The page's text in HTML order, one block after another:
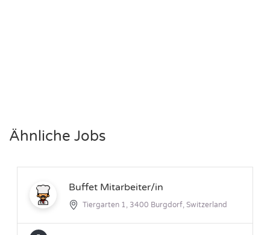
Ähnliche Jobs
Buffet Mitarbeiter/in
Tiergarten 1, 3400 Burgdorf, Switzerland